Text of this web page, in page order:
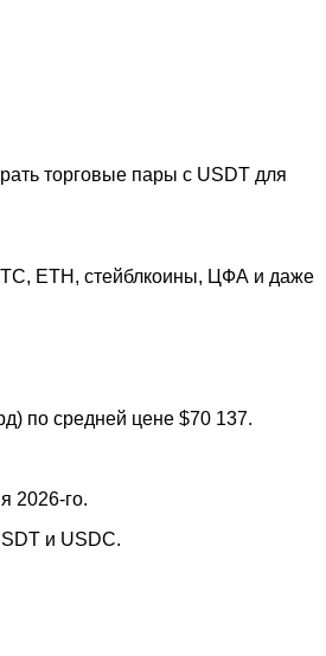
торговые пары с USDT для
ETH, стейблкоины, ЦФА и даже
по средней цене $70 137.
2026-го.
и USDC.